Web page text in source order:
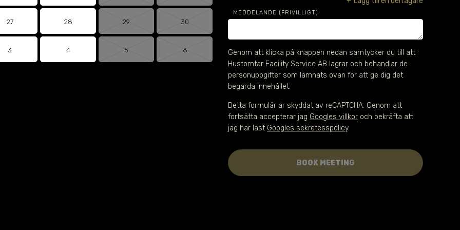
27 28 29 30
3 4 5 6
MEDDELANDE (FRIVILLIGT)
Genom att klicka på knappen nedan samtycker du till att
Hustomtar Facility Service AB lagrar och behandlar de
personuppgifter som lämnats ovan för att ge dig det
begärda innehållet.
Detta formulär är skyddat av reCAPTCHA. Genom att
fortsätta accepterar jag Googles villkor och bekräfta att
jag har läst Googles sekretesspolicy.
BOOK MEETING